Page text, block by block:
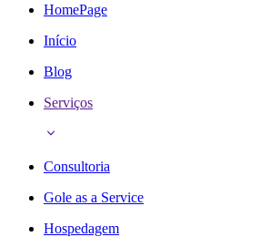
HomePage
Início
Blog
Serviços
Consultoria
Gole as a Service
Hospedagem